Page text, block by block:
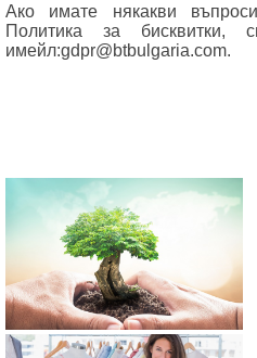
Ако имате някакви
Политика за
имейл:gdpr@btbulgaria.com.